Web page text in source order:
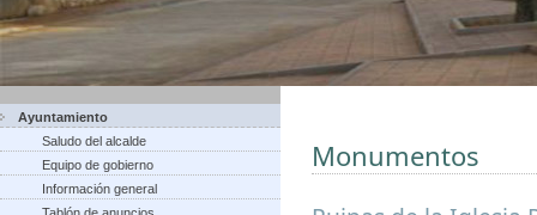
Ayuntamiento
Saludo del alcalde
Equipo de gobierno
Información general
Monumentos